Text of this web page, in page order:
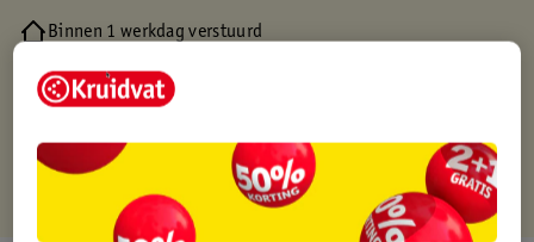
Binnen 1 werkdag verstuurd
Gratis retourneren via verkooppartner.